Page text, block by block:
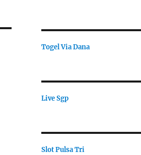
Togel Via Dana
Live Sgp
Slot Pulsa Tri